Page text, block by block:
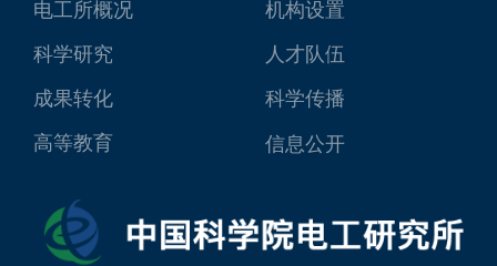
电工所概况
机构设置
科学研究
人才队伍
成果转化
科学传播
高等教育
信息公开